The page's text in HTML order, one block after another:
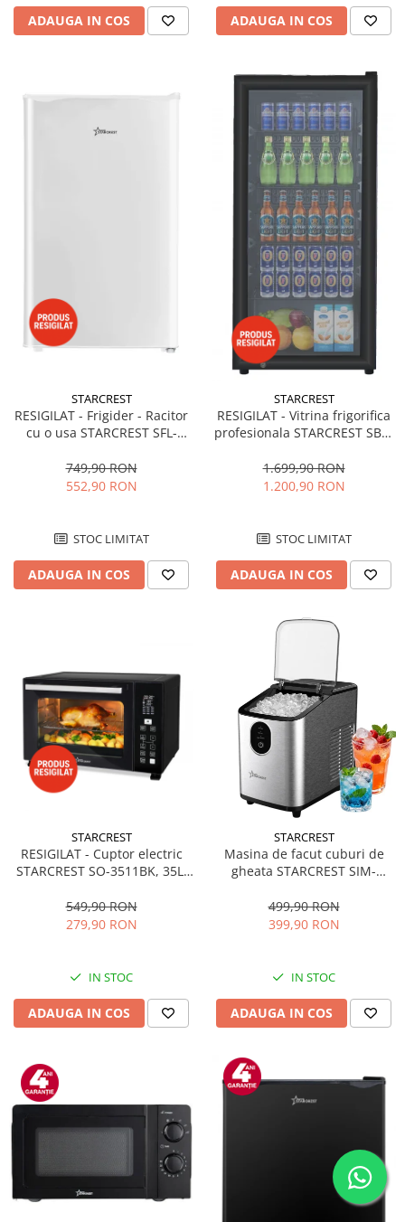
ADAUGA IN COS ADAUGA IN COS
STARCREST
RESIGILAT - Frigider - Racitor
cu o usa STARCREST SFL-
92L, Iluminare interioara,H 83
cm, Alb
749,90 RON
552,90 RON
STOC LIMITAT
ADAUGA IN COS
STARCREST
RESIGILAT - Vitrina frigorifica
profesionala STARCREST SBC-
reglabil, Iluminare LED, H 104
cm, Negru
1.699,90 RON
1.200,90 RON
STOC LIMITAT
ADAUGA IN COS
STARCREST
RESIGILAT - Cuptor electric
STARCREST SO-3511BK, 35L,
Programe predefinite,
Interfata digitala, Negru
549,90 RON
279,90 RON
IN STOC
ADAUGA IN COS
STARCREST
Masina de facut cuburi de
gheata STARCREST SIM-
12Kg/24h, Cos gheata
detasabil, Rezervor apa 0.8 l,
499,90 RON
399,90 RON
IN STOC
ADAUGA IN COS